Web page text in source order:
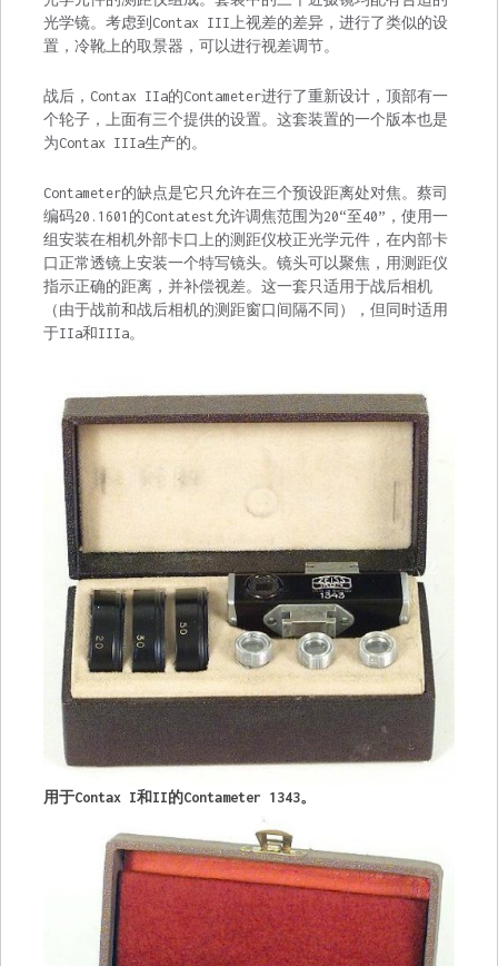
光学镜。考虑到Contax III上视差的差异，进行了类似的设
置，冷靴上的取景器，可以进行视差调节。
战后，Contax IIa的Contameter进行了重新设计，顶部有一
个轮子，上面有三个提供的设置。这套装置的一个版本也是
为Contax IIIa生产的。
Contameter的缺点是它只允许在三个预设距离处对焦。蔡司
编码20.1601的Contatest允许调焦范围为20“至40”，使用一
组安装在相机外部卡口上的测距仪校正光学元件，在内部卡
口正常透镜上安装一个特写镜头。镜头可以聚焦，用测距仪
指示正确的距离，并补偿视差。这一套只适用于战后相机
（由于战前和战后相机的测距窗口间隔不同），但同时适用
于IIa和IIIa。
用于Contax I和II的Contameter 1343。